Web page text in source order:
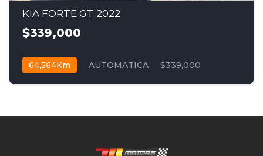
KIA FORTE GT 2022
$339,000
64,564Km AUTOMATICA $339,000